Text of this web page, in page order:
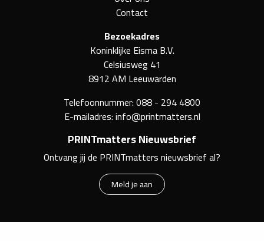
Contact
Bezoekadres
Koninklijke Eisma B.V.
Celsiusweg 41
8912 AM Leeuwarden
Telefoonnummer:088 - 294 4800
E-mailadres:info@printmatters.nl
PRINTmatters Nieuwsbrief
Ontvang jij de PRINTmatters nieuwsbrief al?
Meld je aan